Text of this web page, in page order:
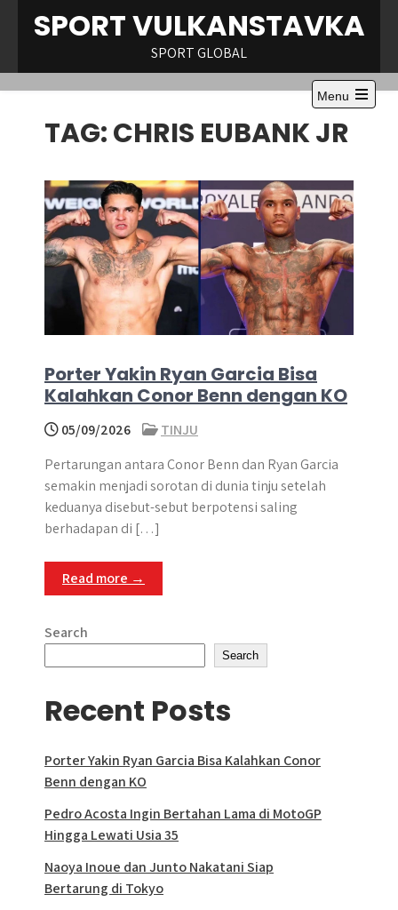
SPORT VULKANSTAVKA
SPORT GLOBAL
Menu
Open
the
main
TAG:CHRIS EUBANK JR
Porter Yakin Ryan Garcia Bisa
Kalahkan Conor Benn dengan KO
05/09/2026
TINJU
Pertarungan antara Conor Benn dan Ryan Garcia
semakin menjadi sorotan di dunia tinju setelah
keduanya disebut-sebut berpotensi saling
berhadapan di […]
Read more →
Search
Search
Recent Posts
Porter Yakin Ryan Garcia Bisa Kalahkan Conor
Benn dengan KO
Pedro Acosta Ingin Bertahan Lama di MotoGP
Hingga Lewati Usia 35
Naoya Inoue dan Junto Nakatani Siap
Bertarung di Tokyo